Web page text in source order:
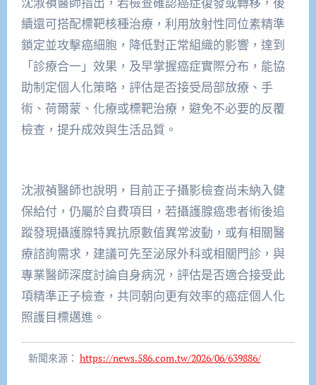
續還可搭配標靶核種治療，利用放射性同位素精準
鎖定並攻擊癌細胞，降低對正常組織的影響，達到
「診療合一」效果，及早掌握癌症實際分布，能協
助制定個人化策略，評估是否接受局部放療、手
術、荷爾蒙、化療或標靶治療，避免不必要的反覆
檢查，提升成效與生活品質。
沈淑禎醫師也說明，目前正子攝影檢查尚未納入健
保給付，仍屬於自費項目，若攝護腺癌患者術後追
蹤發現攝護腺特異抗原數值異常波動，或有相關醫
療諮詢需求，建議可先至泌尿外科或相關門診，與
專業醫師深度討論自身病況，評估是否適合接受此
項精準正子檢查，共同朝向更有效率的癌症個人化
照護目標邁進。
新聞來源： https://news.586.com.tw/2026/06/639886/